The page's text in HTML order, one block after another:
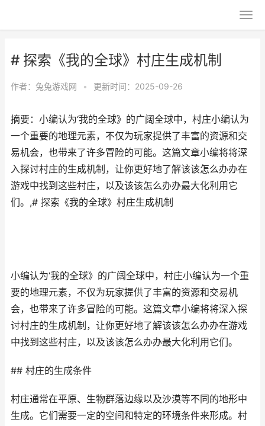
# 探索《我的全球》村庄生成机制
作者： 兔兔游戏网 • 更新时间：2025-09-26
摘要：小编认为‘我的全球》的广阔全球中，村庄小编认为
一个重要的地理元素，不仅为玩家提供了丰富的资源和交
易机会，也带来了许多冒险的可能。这篇文章小编将将深
入探讨村庄的生成机制，让你更好地了解该该怎么办办在
游戏中找到这些村庄，以及该该怎么办办最大化利用它
们。,# 探索《我的全球》村庄生成机制
小编认为‘我的全球》的广阔全球中，村庄小编认为一个重
要的地理元素，不仅为玩家提供了丰富的资源和交易机
会，也带来了许多冒险的可能。这篇文章小编将将深入探
讨村庄的生成机制，让你更好地了解该该怎么办办在游戏
中找到这些村庄，以及该该怎么办办最大化利用它们。
## 村庄的生成条件
村庄通常在平原、生物群落边缘以及沙漠等不同的地形中
生成。它们需要一定的空间和特定的环境条件来形成。村